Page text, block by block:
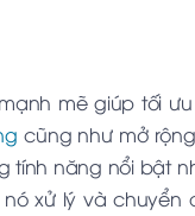
mẽ giúp tối
cũng như mở
tính năng nổi bật
xử lý và chuyển